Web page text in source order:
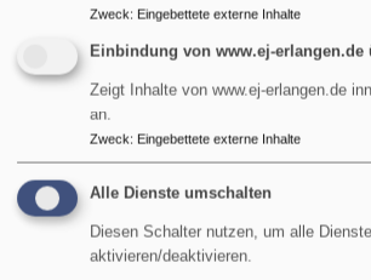
Erweiterter Filter
Fr, 23.10. 19 Uhr
Probe Gospelchor
Christine Kulisch
Zweck: Eingebettete externe Inhalte
Einbindung von www.ej-erlangen.de
Zeigt Inhalte von www.ej-erlangen.de
an.
Zweck: Eingebettete externe Inhalte
Alle Dienste umschalten
Diesen Schalter nutzen, um alle
aktivieren/deaktivieren.